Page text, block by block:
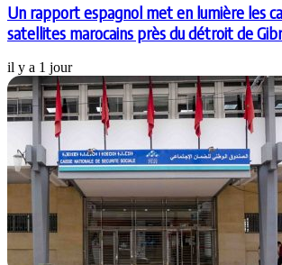
Un rapport espagnol met en lumière les
satellites marocains près du détroit de
il y a 1 jour